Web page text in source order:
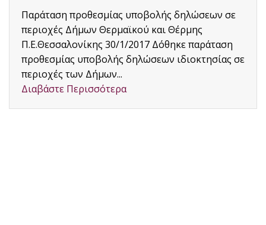
Παράταση προθεσμίας υποβολής δηλώσεων σε
περιοχές Δήμων Θερμαϊκού και Θέρμης
Π.Ε.Θεσσαλονίκης 30/1/2017 Δόθηκε παράταση
προθεσμίας υποβολής δηλώσεων ιδιοκτησίας σε
περιοχές των Δήμων...
Διαβάστε Περισσότερα